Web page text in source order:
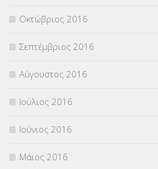
Οκτώβριος 2016
Σεπτέμβριος 2016
Αύγουστος 2016
Ιούλιος 2016
Ιούνιος 2016
Μάιος 2016